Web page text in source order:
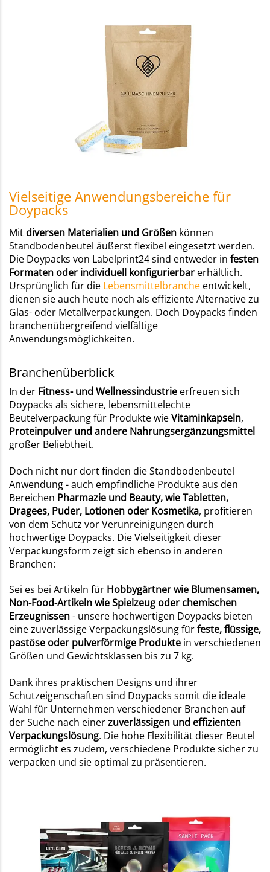
Vielseitige Anwendungsbereiche für
Doypacks
Mit diversen Materialien und Größen können
Standbodenbeutel äußerst flexibel eingesetzt werden.
Die Doypacks von Labelprint24 sind entweder in festen
Formaten oder individuell konfigurierbar erhältlich.
Ursprünglich für die Lebensmittelbranche entwickelt,
dienen sie auch heute noch als effiziente Alternative zu
Glas- oder Metallverpackungen. Doch Doypacks finden
branchenübergreifend vielfältige
Anwendungsmöglichkeiten.
Branchenüberblick
In der Fitness- und Wellnessindustrie erfreuen sich
Doypacks als sichere, lebensmittelechte
Beutelverpackung für Produkte wieVitaminkapseln,
Proteinpulver und andere Nahrungsergänzungsmittel
großer Beliebtheit.
Doch nicht nur dort finden die Standbodenbeutel
Anwendung - auch empfindliche Produkte aus den
Bereichen Pharmazie und Beauty, wie Tabletten,
Dragees, Puder, Lotionen oder Kosmetika, profitieren
von dem Schutz vor Verunreinigungen durch
hochwertige Doypacks. Die Vielseitigkeit dieser
Verpackungsform zeigt sich ebenso in anderen
Branchen:
Sei es bei Artikeln für Hobbygärtner wie Blumensamen,
Non-Food-Artikeln wie Spielzeug oder chemischen
Erzeugnissen- unsere hochwertigen Doypacks bieten
eine zuverlässige Verpackungslösung fürfeste, flüssige,
pastöse oder pulverförmige Produkte in verschiedenen
Größen und Gewichtsklassen bis zu 7 kg.
Dank ihres praktischen Designs und ihrer
Schutzeigenschaften sind Doypacks somit die ideale
Wahl für Unternehmen verschiedener Branchen auf
der Suche nach einerzuverlässigen und effizienten
Verpackungslösung. Die hohe Flexibilität dieser Beutel
ermöglicht es zudem, verschiedene Produkte sicher zu
verpacken und sie optimal zu präsentieren.